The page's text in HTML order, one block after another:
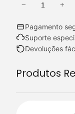
a
n
i
− +
Pagamento
Suporte
Devoluções
Produtos